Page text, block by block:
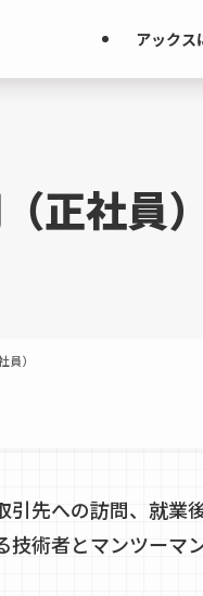
アックス
正社員）
員）
引先への訪問、就業
技術者とマンツーマ